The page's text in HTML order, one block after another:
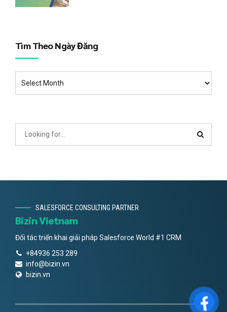
Tìm Theo Ngày Đăng
SALESFORCE CONSULTING PARTNER
Bizin Vietnam
Đối tác triển khai giải pháp Salesforce World #1 CRM
+84936 253 289
info@bizin.vn
bizin.vn